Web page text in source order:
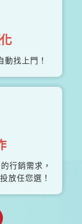
動找上門！
行銷需求，
放任您選！